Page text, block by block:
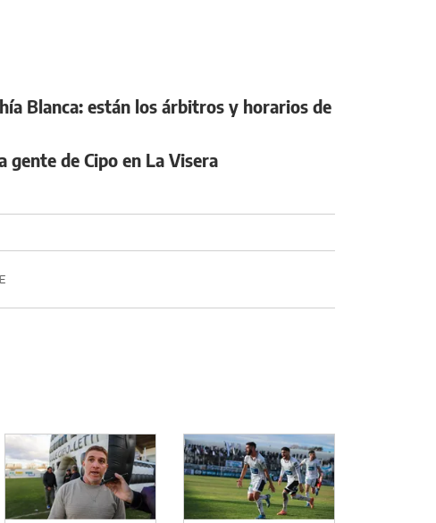
Blanca: están los árbitros y horarios de
gente de Cipo en La Visera